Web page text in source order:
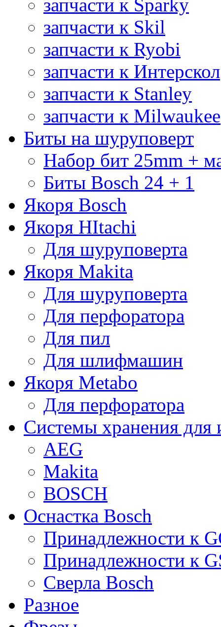
запчасти к Sparky
запчасти к Skil
запчасти к Ryobi
запчасти к Интерскол
запчасти к Stanley
запчасти к Milwaukee
Биты на шуруповерт
Набор бит 25mm +
Биты Bosch 24 + 1
Якоря Bosch
Якоря HItachi
Для шуруповерта
Якоря Makita
Для шуруповерта
Для перфоратора
Для пил
Для шлифмашин
Якоря Metabo
Для перфоратора
Системы хранения для
AEG
Makita
BOSCH
Оснастка Bosch
Принадлежности к
Принадлежности к
Сверла Bosch
Разное